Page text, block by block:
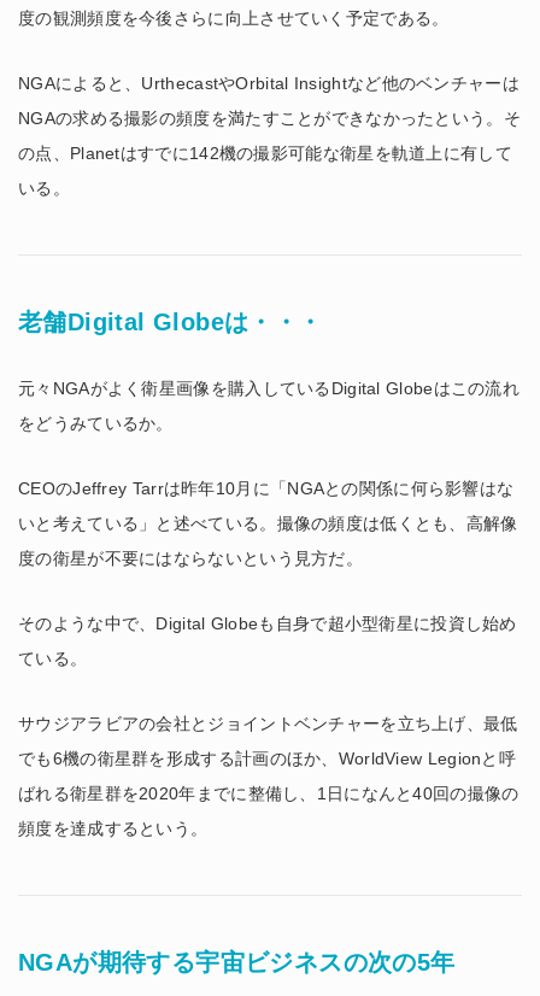
度の観測頻度を今後さらに向上させていく予定である。
NGAによると、UrthecastやOrbital Insightなど他のベンチャーは
NGAの求める撮影の頻度を満たすことができなかったという。そ
の点、Planetはすでに142機の撮影可能な衛星を軌道上に有して
いる。
老舗Digital Globeは・・・
元々NGAがよく衛星画像を購入しているDigital Globeはこの流れ
をどうみているか。
CEOのJeffrey Tarrは昨年10月に「NGAとの関係に何ら影響はな
いと考えている」と述べている。撮像の頻度は低くとも、高解像
度の衛星が不要にはならないという見方だ。
そのような中で、Digital Globeも自身で超小型衛星に投資し始め
ている。
サウジアラビアの会社とジョイントベンチャーを立ち上げ、最低
でも6機の衛星群を形成する計画のほか、WorldView Legionと呼
ばれる衛星群を2020年までに整備し、1日になんと40回の撮像の
頻度を達成するという。
NGAが期待する宇宙ビジネスの次の5年